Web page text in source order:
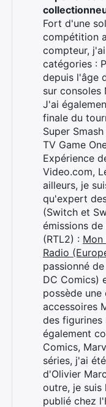
Fort d'une
compétition
compteur,
catégories :
depuis l'âge
sur consoles
J'ai
finale du
Super
TV Game
Expérience
Video.com,
ailleurs, je
qu'expert
(Switch et
émissions
(RTL2) :
Radio
passionné
DC Comics)
possède
accessoires
des figurines
également
Comics,
séries, j'ai
d'Olivier
outre, je suis
publié chez
: